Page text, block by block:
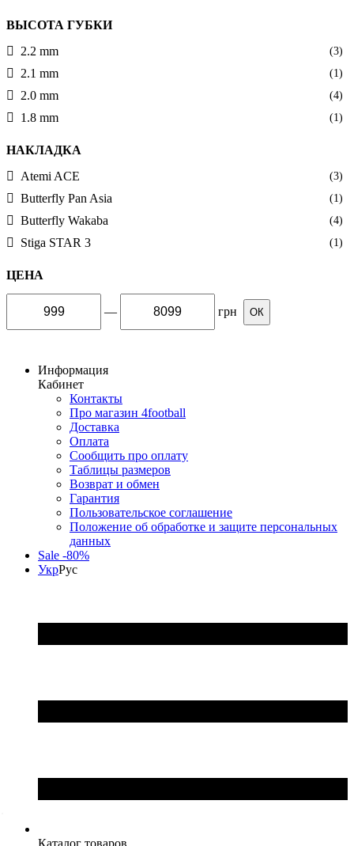
ВЫСОТА ГУБКИ
2.2 mm
(3)
2.1 mm (1)
2.0 mm (4)
1.8 mm (1)
НАКЛАДКА
Atemi ACE
(3)
Butterfly Pan Asia (1)
Butterfly Wakaba (4)
Stiga STAR 3 (1)
ЦЕНА
— грн ОК
Информация
Кабинет
Контакты
Про магазин 4football
Доставка
Оплата
Сообщить про оплату
Таблицы размеров
Возврат и обмен
Гарантия
Пользовательское соглашение
Положение об обработке и защите персональных
данных
Sale -80%
УкрРус
Каталог товаров